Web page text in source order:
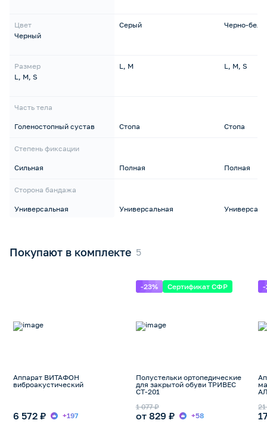
Цвет
Черный
Размер
L, M, S
Часть тела
Голеностопный сустав
Степень фиксации
Сильная
Сторона бандажа
Универсальная
Серый
L, M
Стопа
Полная
Универсальная
Черно-
L, M, S
Стопа
Полная
Покупают в комплекте
Аппарат ВИТАФОН
виброакустический
6 572 ₽ +197
-23% Сертификат СФР
Полустельки ортопедические
для закрытой обуви ТРИВЕС
СТ-201
от 829 ₽
1 077 ₽
+58
-